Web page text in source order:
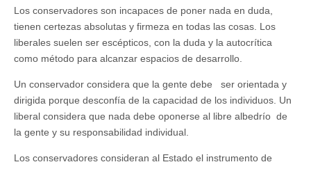
Los conservadores son incapaces de poner nada en duda,
tienen certezas absolutas y firmeza en todas las cosas. Los
liberales suelen ser escépticos, con la duda y la autocrítica
como método para alcanzar espacios de desarrollo.
Un conservador considera que la gente debe ser orientada y
dirigida porque desconfía de la capacidad de los individuos. Un
liberal considera que nada debe oponerse al libre albedrío de
la gente y su responsabilidad individual.
Los conservadores consideran al Estado el instrumento de